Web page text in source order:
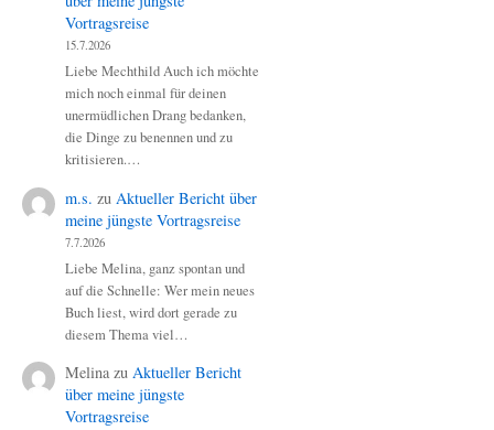
Vortragsreise
15.7.2026
Liebe Mechthild Auch ich möchte
mich noch einmal für deinen
unermüdlichen Drang bedanken,
die Dinge zu benennen und zu
kritisieren.…
m.s. zu Aktueller Bericht über
meine jüngste Vortragsreise
7.7.2026
Liebe Melina, ganz spontan und
auf die Schnelle: Wer mein neues
Buch liest, wird dort gerade zu
diesem Thema viel…
Melina zu Aktueller Bericht
über meine jüngste
Vortragsreise